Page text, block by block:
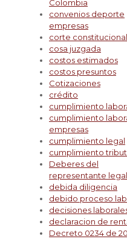
Colombia
convenios deporte
empresas
corte constitucional
cosa juzgada
costos estimados
costos presuntos
Cotizaciones
crédito
cumplimiento
cumplimiento
empresas
cumplimiento legal
cumplimiento
Deberes del
representante legal
debida diligencia
debido proceso
decisiones
declaracion de
Decreto 0234 de